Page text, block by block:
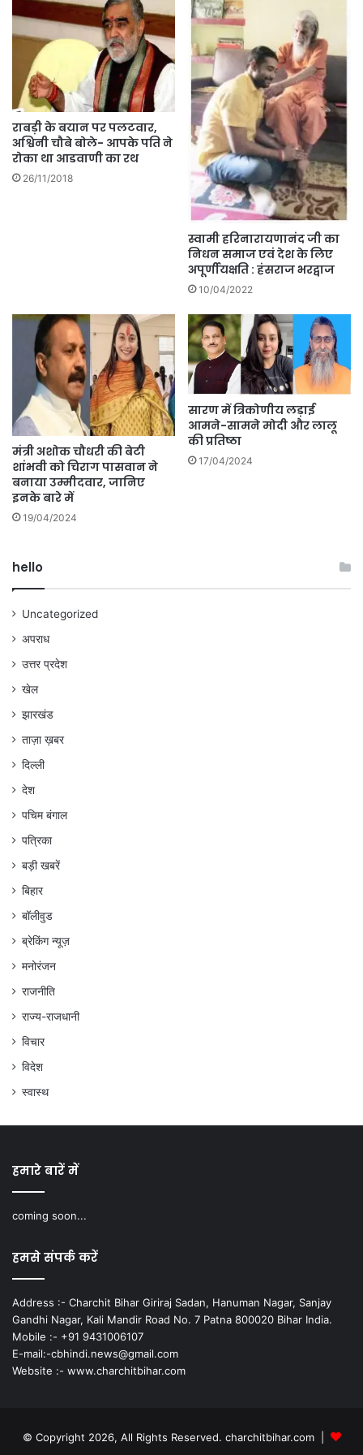
राबड़ी के बयान पर पलटवार,
अश्विनी चौबे बाेले- आपके पति ने
रोका था आडवाणी का रथ
26/11/2018
स्वामी हरिनारायणानंद जी का
निधन समाज एवं देश के लिए
अपूर्णीयक्षति : हंसराज भरद्वाज
10/04/2022
मंत्री अशोक चौधरी की बेटी
शांभवी को चिराग पासवान ने
बनाया उम्मीदवार, जानिए
इनके बारे में
19/04/2024
सारण में त्रिकोणीय लड़ाई
आमने-सामने मोदी और लालू
की प्रतिष्ठा
17/04/2024
hello
Uncategorized
अपराध
उत्तर प्रदेश
खेल
झारखंड
ताज़ा ख़बर
दिल्ली
देश
पचिम बंगाल
पत्रिका
बड़ी खबरें
बिहार
बॉलीवुड
ब्रेकिंग न्यूज़
मनोरंजन
राजनीति
राज्य-राजधानी
विचार
विदेश
स्वास्थ
हमारे बारें में
coming soon...
हमसे संपर्क करें
Address :- Charchit Bihar Giriraj Sadan, Hanuman Nagar, Sanjay
Gandhi Nagar, Kali Mandir Road No. 7 Patna 800020 Bihar India.
Mobile :- +91 9431006107
E-mail:-cbhindi.news@gmail.com
Website :- www.charchitbihar.com
© Copyright 2026, All Rights Reserved. charchitbihar.com |